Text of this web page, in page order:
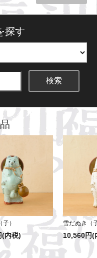
探す
検索
）
(内税)
雪だぬき（
10,560円(